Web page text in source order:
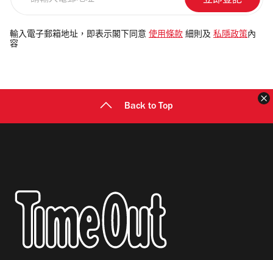
電
郵
輸入電子郵箱地址，即表示閣下同意 使用條款 細則及 私隱政策 內
容
Back to Top